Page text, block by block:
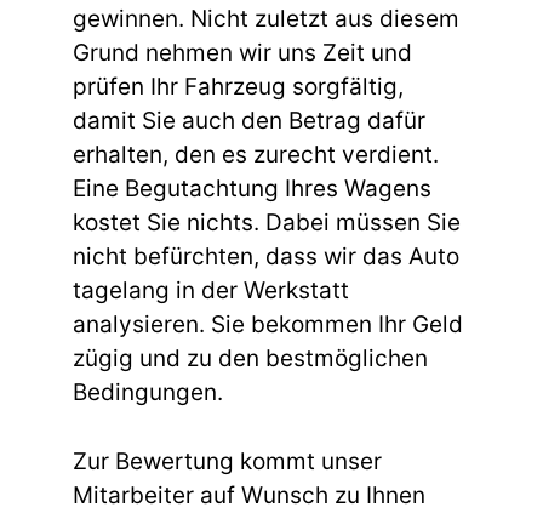
gewinnen. Nicht zuletzt aus diesem
Grund nehmen wir uns Zeit und
prüfen Ihr Fahrzeug sorgfältig,
damit Sie auch den Betrag dafür
erhalten, den es zurecht verdient.
Eine Begutachtung Ihres Wagens
kostet Sie nichts. Dabei müssen Sie
nicht befürchten, dass wir das Auto
tagelang in der Werkstatt
analysieren. Sie bekommen Ihr Geld
zügig und zu den bestmöglichen
Bedingungen.
Zur Bewertung kommt unser
Mitarbeiter auf Wunsch zu Ihnen